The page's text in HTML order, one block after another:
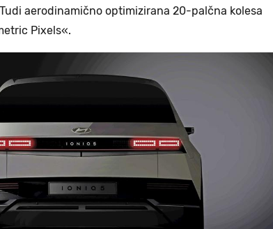
aerodinamično optimizirana 20-palčna kolesa
Pixels«.